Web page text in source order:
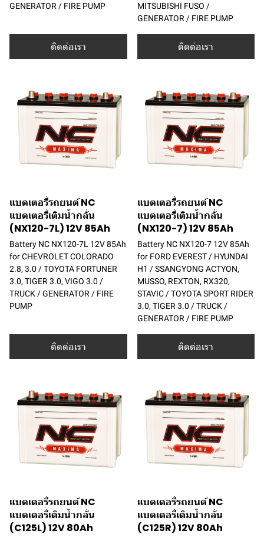
GENERATOR / FIRE PUMP
ติดต่อเรา
MITSUBISHI FUSO /
GENERATOR / FIRE PUMP
ติดต่อเรา
แบตเตอรี่รถยนต์ NC
แบตเตอรี่เติมน้ำกลั่น
(NX120-7L) 12V 85Ah
Battery NC NX120-7L 12V 85Ah
for CHEVROLET COLORADO
2.8, 3.0 / TOYOTA FORTUNER
3.0, TIGER 3.0, VIGO 3.0 /
TRUCK / GENERATOR / FIRE
PUMP
ติดต่อเรา
แบตเตอรี่รถยนต์ NC
แบตเตอรี่เติมน้ำกลั่น
(NX120-7) 12V 85Ah
Battery NC NX120-7 12V 85Ah
for FORD EVEREST / HYUNDAI
H1 / SSANGYONG ACTYON,
MUSSO, REXTON, RX320,
STAVIC / TOYOTA SPORT RIDER
3.0, TIGER 3.0 / TRUCK /
GENERATOR / FIRE PUMP
ติดต่อเรา
แบตเตอรี่รถยนต์ NC
แบตเตอรี่เติมน้ำกลั่น
(C125L) 12V 80Ah
แบตเตอรี่รถยนต์ NC
แบตเตอรี่เติมน้ำกลั่น
(C125R) 12V 80Ah